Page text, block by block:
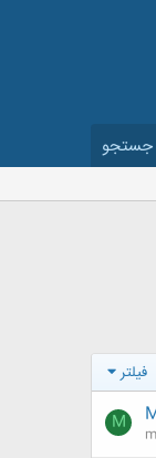
جستجو
فیلتر
M